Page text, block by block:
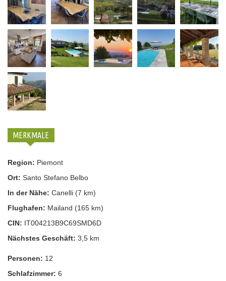
MERKMALE
Region: Piemont
Ort: Santo Stefano Belbo
In der Nähe: Canelli (7 km)
Flughafen: Mailand (165 km)
CIN: IT004213B9C69SMD6D
Nächstes Geschäft: 3,5 km
Personen: 12
Schlafzimmer: 6